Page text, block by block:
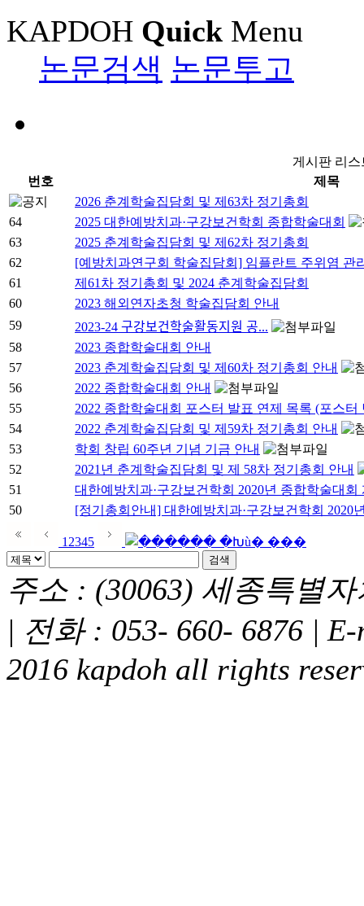
KAPDOH Quick Menu
논문검색 논문투고
게시판 리스
번호
제목
2026 춘계학술집담회 및 제63차 정기총회
64
2025 대한예방치과·구강보건학회 종합학술대회
63
2025 춘계학술집담회 및 제62차 정기총회
62
[예방치과연구회 학술집담회] 임플란트 주위염 관
61
제61차 정기총회 및 2024 춘계학술집담회
60
2023 해외연자초청 학술집담회 안내
59
2023-24 구강보건학술활동지원 공...
58
2023 종합학술대회 안내
57
2023 춘계학술집담회 및 제60차 정기총회 안내
56
2022 종합학술대회 안내
55
2022 종합학술대회 포스터 발표 연제 목록 (포스터
54
2022 춘계학술집담회 및 제59차 정기총회 안내
53
학회 창립 60주년 기념 기금 안내
52
2021년 춘계학술집담회 및 제 58차 정기총회 안내
51
대한예방치과·구강보건학회 2020년 종합학술대회
50
[정기총회안내] 대한예방치과·구강보건학회 2020
1 2345
주소 : (30063) 세종특별
| 전화 : 053- 660- 6876 |
2016 kapdoh all rights